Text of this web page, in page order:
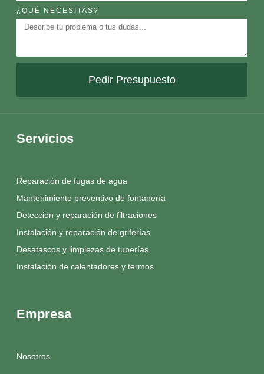
¿QUÉ NECESITAS?
Pedir Presupuesto
Servicios
Reparación de fugas de agua
Mantenimiento preventivo de fontanería
Detección y reparación de filtraciones
Instalación y reparación de griferías
Desatascos y limpiezas de tuberías
Instalación de calentadores y termos
Empresa
Nosotros